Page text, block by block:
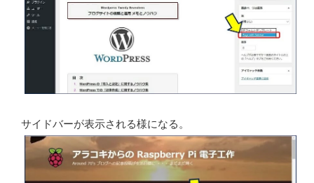
サイドバーが表示される様になる。